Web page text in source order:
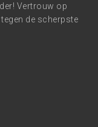
Vertrouw op
de scherpste